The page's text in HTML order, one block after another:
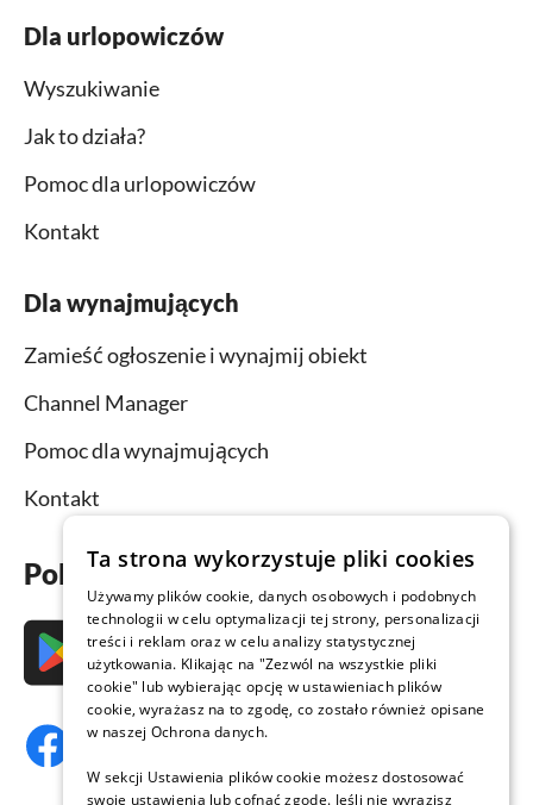
Dla urlopowiczów
Wyszukiwanie
Jak to działa?
Pomoc dla urlopowiczów
Kontakt
Dla wynajmujących
Zamieść ogłoszenie i wynajmij obiekt
Channel Manager
Pomoc dla wynajmujących
Kontakt
Pobierz aplikację już teraz
Ta strona wykorzystuje pliki cookies
Używamy plików cookie, danych osobowych i podobnych
technologii w celu optymalizacji tej strony, personalizacji
treści i reklam oraz w celu analizy statystycznej
użytkowania. Klikając na "Zezwól na wszystkie pliki
cookie" lub wybierając opcję w ustawieniach plików
cookie, wyrażasz na to zgodę, co zostało również opisane
w naszej Ochrona danych.
W sekcji Ustawienia plików cookie możesz dostosować
swoje ustawienia lub cofnąć zgodę. Jeśli nie wyrazisz